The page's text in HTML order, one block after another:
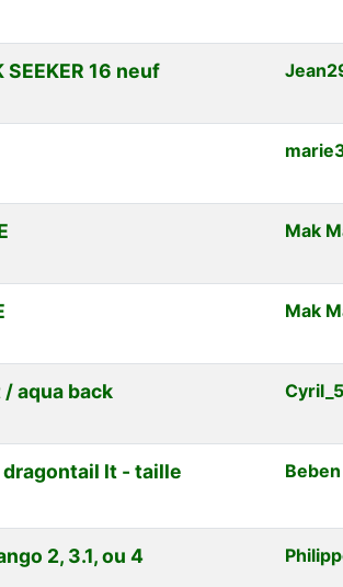
16 neuf
Mak
Mak
aqua back
lt - taille
Beben
2, 3.1, ou 4